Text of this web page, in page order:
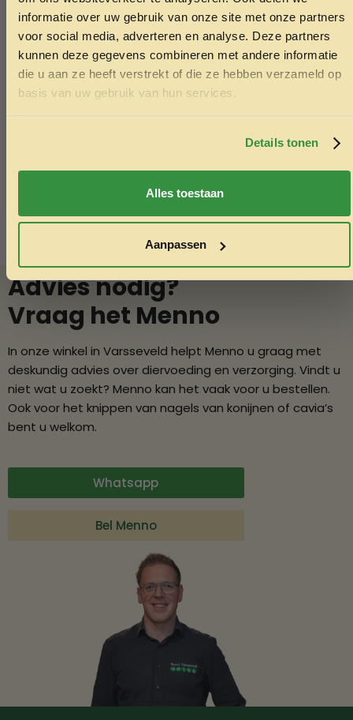
informatie over uw gebruik van onze site met onze partners
voor social media, adverteren en analyse. Deze partners
kunnen deze gegevens combineren met andere informatie
die u aan ze heeft verstrekt of die ze hebben verzameld op
basis van uw gebruik van hun services.
Details tonen
Alles toestaan
Aanpassen
Kattenbak- en voerschep gerecycled
23x7cm S kleur assorti
Zitstok
Advies nodig?
Vraag het Menno
In onze winkel in Varsseveld helpt Menno u graag met
deskundig advies over diervoeding en verzorging. Vindt u
niet wat u zoekt? Menno kan het vaak voor u bestellen.
Ook voor het knippen van nagels van konijnen of cavia’s
bent u welkom.
Whatsapp
Bel Menno
Ontvang korting
Door je in te schrijven ga je akkoord met het ontvangen van
Nee, ik wil geen korting